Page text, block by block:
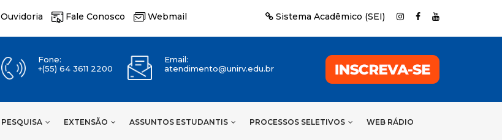
Ouvidoria Fale Conosco Webmail Sistema Acadêmico (SEI)
Fone:
+(55) 64 3611 2200
Email:
atendimento@unirv.edu.br
PESQUISA EXTENSÃO ASSUNTOS ESTUDANTIS PROCESSOS SELETIVOS WEB RÁDIO